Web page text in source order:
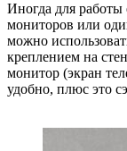
Иногда для работы
мониторов или
можно
креплением на
монитор (экран
удобно, плюс это